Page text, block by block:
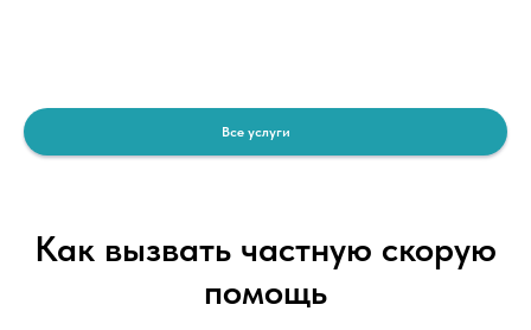
Все услуги
Как вызвать частную скорую
помощь